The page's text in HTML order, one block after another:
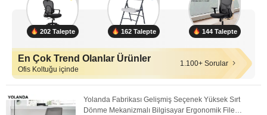
202 Talepte 162 Talepte 144 Talepte
En Çok Trend Olanlar Ürünler
Ofis Koltuğu içinde
1.100+ Sorular
Yolanda Fabrikası Gelişmiş Seçenek Yüksek Sırt
Dönme Mekanizmalı Bilgisayar Ergonomik File